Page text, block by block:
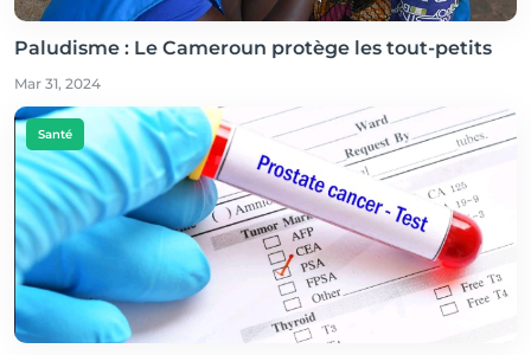
Paludisme : Le Cameroun protège les tout-petits
Mar 31, 2024
Santé